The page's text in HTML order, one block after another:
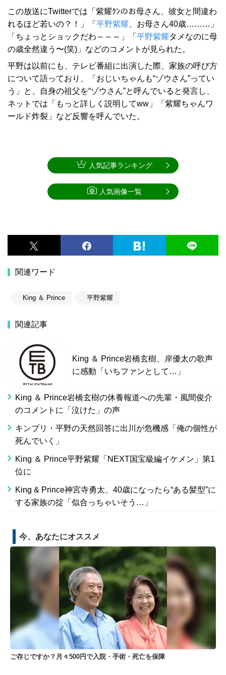
この放送にTwitterでは「紫耀ｸﾝのお母さん、彼女と間違わ
れるほど若いの？！」「 平野紫耀 、お母さん40歳………」
「ちょっとショックだわ～～～」「 平野紫耀タメなのに母
の歳全然違う〜(笑)」などのコメントが見られた。
平野は以前にも、テレビ番組に出演した際、家族の呼び方
について語っており、「おじいちゃんも“ゾウさん”ってい
う」と、自身の祖父を“ゾウさん”と呼んでいると発言し、
ネットでは「もっと詳しく説明してww」「紫耀ちゃんワ
ールド炸裂」など反響を呼んでいた。
関連ワード
King ＆ Prince 平野紫耀
関連記事
King ＆ Prince岩橋玄樹、岸優太の歌声
に感動「いちファンとして…」
King ＆ Prince岩橋玄樹の休養報道への先輩・風間俊介
のコメントに「泣けた」の声
キンプリ・平野の天然回答に出川が危機感「俺の個性が
死んでいく」
King ＆ Prince平野紫耀「NEXT国宝級編イケメン」第1
位に
King & Prince神宮寺勇太、40歳になったら“ある髪型”に
する家族の掟「似合っちゃいそう…」
人気記事ランキング
人気画像一覧
今、あなたにオススメ
ご存じですか？月々500円で入院・手術・死亡を保障